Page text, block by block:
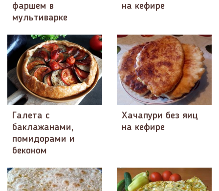
фаршем в
мультиварке
на кефире
Галета с
баклажанами,
помидорами и
беконом
Хачапури без яиц
на кефире